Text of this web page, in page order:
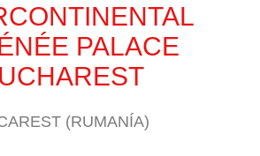
PALACE
(RUMANÍA)